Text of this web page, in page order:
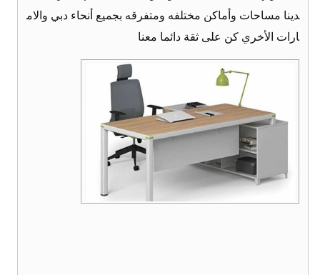
دينا مساحات وأماكن مختلفه ومتفرقه بجميع أنحاء دبي والام
ارات الأخري كن على ثقة دائما معنا